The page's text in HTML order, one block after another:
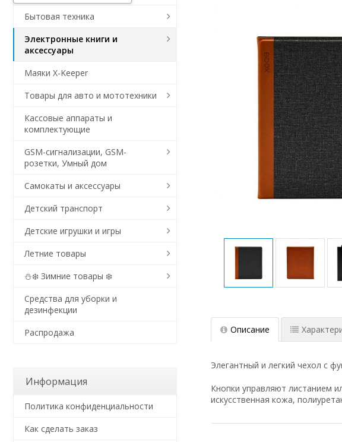
Описание
Элегантный и легкий чехол с
Кнопки управляют листанием
искусственная кожа,
Бытовая техника
Электронные книги и
аксессуары
Маяки X-Keeper
Товары для авто и мототехники
Кассовые аппараты и
комплектующие
GSM-сигнализации, GSM-
розетки, Умный дом
Самокаты и аксессуары
Детский транспорт
Детские игрушки и игры
Летние товары
⛄❄️ Зимние товары ❄️
Средства для уборки и
дезинфекции
Распродажа
Информация
Политика конфиденциальности
Как сделать заказ